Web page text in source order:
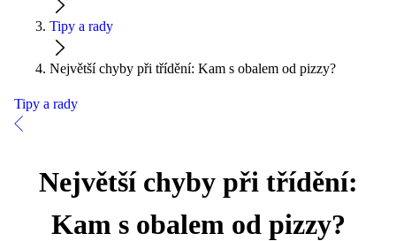
Tipy a rady
Největší chyby při třídění: Kam s obalem od pizzy?
Tipy a rady
Největší chyby při třídění:
Kam s obalem od pizzy?